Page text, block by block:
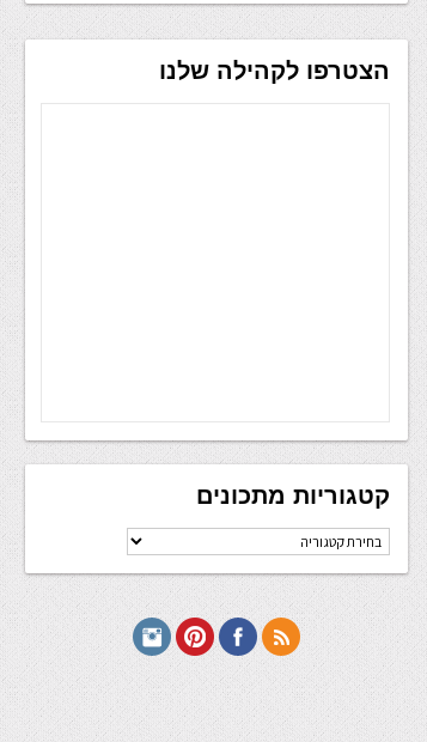
הצטרפו לקהילה שלנו
קטגוריות מתכונים
קטגוריות
מתכונים